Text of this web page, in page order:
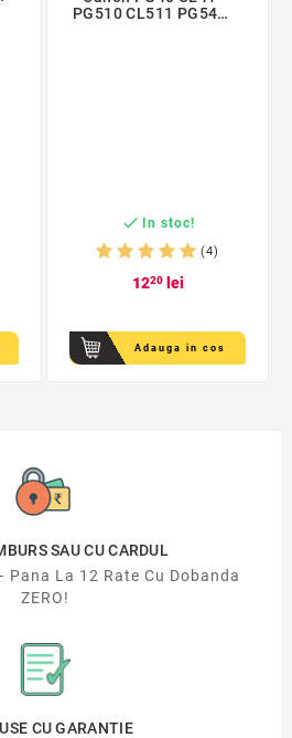
PG510 CL511 PG540
 In stoc!
(4)
1220lei
Adauga in cos
SAU CU CARDUL
Pana La 12 Rate Cu Dobanda
ZERO!
CU GARANTIE